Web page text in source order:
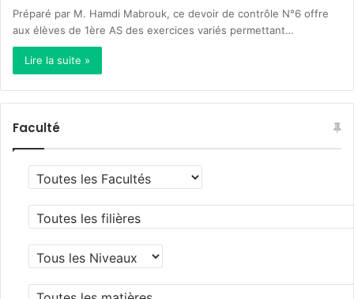
Préparé par M. Hamdi Mabrouk, ce devoir de contrôle N°6 offre
aux élèves de 1ère AS des exercices variés permettant…
Lire la suite »
Faculté